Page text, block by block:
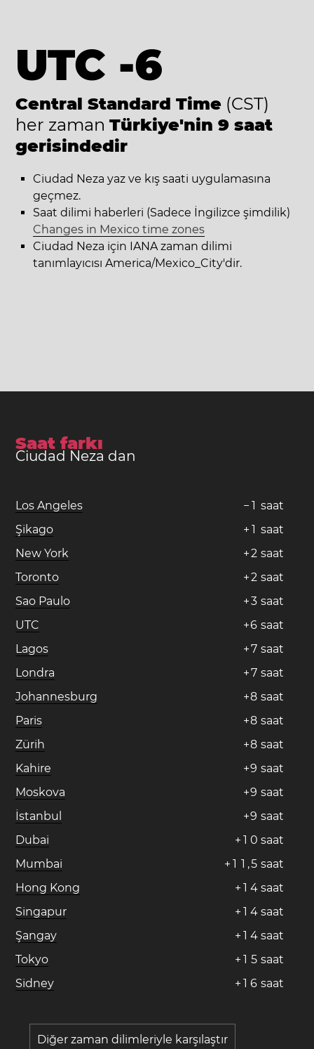
UTC -6
Central Standard Time (CST)
her zaman Türkiye'nin 9 saat
gerisindedir
Ciudad Neza yaz ve kış saati uygulamasına
geçmez.
Saat dilimi haberleri (Sadece İngilizce şimdilik)
Changes in Mexico time zones
Ciudad Neza için IANA zaman dilimi
tanımlayıcısı America/Mexico_City'dir.
Saat farkı
Ciudad Neza dan
Los Angeles − 1 saat
Şikago
+ 1 saat
New York
+2 saat
Toronto
+2 saat
Sao Paulo
+3 saat
UTC
+6 saat
Lagos
+7 saat
Londra
+7 saat
Johannesburg
+8 saat
Paris
+8 saat
Zürih
+8 saat
Kahire
+9 saat
Moskova
+9 saat
İstanbul
+9 saat
Dubai
+ 1 0 saat
Mumbai
+ 1 1 ,5 saat
Hong Kong
+ 1 4 saat
Singapur
+ 1 4 saat
Şangay
+ 1 4 saat
Tokyo
+ 1 5 saat
Sidney
+ 1 6 saat
Diğer zaman dilimleriyle karşılaştır